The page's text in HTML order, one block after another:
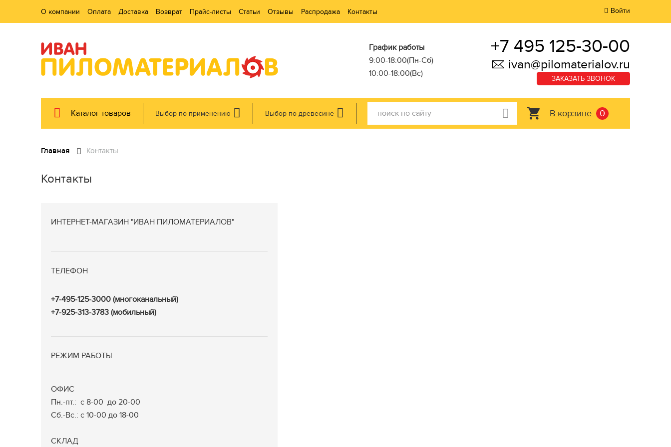
О компании Оплата Доставка Возврат Прайс-листы Статьи Отзывы Распродажа Контакты Войти
График работы
9:00-18:00(Пн-Сб)
10:00-18:00(Вс)
+7 495 125-30-00
ivan@pilomaterialov.ru
ЗАКАЗАТЬ ЗВОНОК
Каталог товаров Выбор по применению Выбор по древесине В корзине: 0
Главная Контакты
Контакты
ИНТЕРНЕТ-МАГАЗИН "ИВАН ПИЛОМАТЕРИАЛОВ"
ТЕЛЕФОН
+7-495-125-3000 (многоканальный)
+7-925-313-3783 (мобильный)
РЕЖИМ РАБОТЫ
ОФИС
Пн.-пт.: с 8-00 до 20-00
Сб.-Вс.: с 10-00 до 18-00
СКЛАД